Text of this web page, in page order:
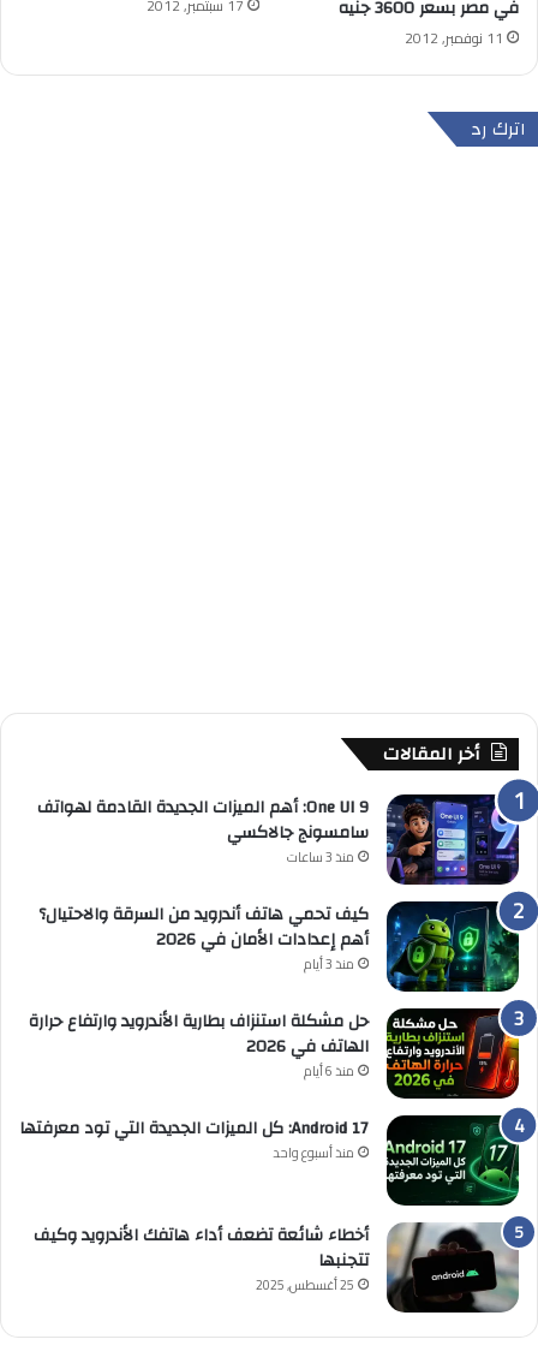
في مصر بسعر 3600 جنيه
11 نوفمبر, 2012
اترك رد
أخر المقالات
One UI 9: أهم الميزات الجديدة القادمة لهواتف
سامسونج جالاكسي
منذ 3 ساعات
كيف تحمي هاتف أندرويد من السرقة والاحتيال؟
أهم إعدادات الأمان في 2026
منذ 3 أيام
حل مشكلة استنزاف بطارية الأندرويد وارتفاع حرارة
الهاتف في 2026
منذ 6 أيام
Android 17: كل الميزات الجديدة التي تود معرفتها
منذ أسبوع واحد
أخطاء شائعة تضعف أداء هاتفك الأندرويد وكيف
تتجنبها
25 أغسطس, 2025